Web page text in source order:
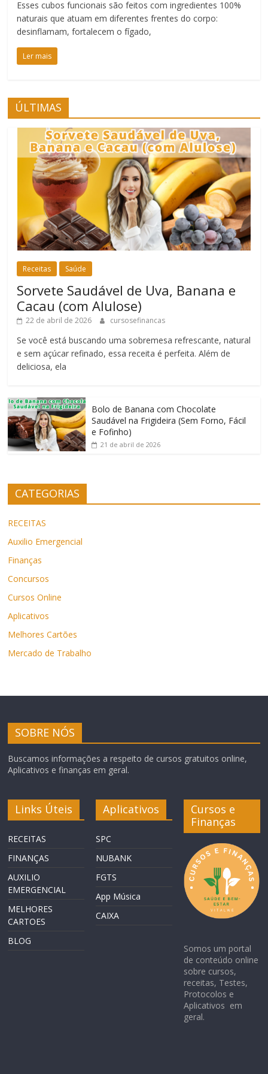
Esses cubos funcionais são feitos com ingredientes 100%
naturais que atuam em diferentes frentes do corpo:
desinflamam, fortalecem o fígado,
Ler mais
ÚLTIMAS
Receitas Saúde
Sorvete Saudável de Uva, Banana e
Cacau (com Alulose)
22 de abril de 2026 cursosefinancas
Se você está buscando uma sobremesa refrescante, natural
e sem açúcar refinado, essa receita é perfeita. Além de
deliciosa, ela
Bolo de Banana com Chocolate
Saudável na Frigideira (Sem Forno, Fácil
e Fofinho)
21 de abril de 2026
CATEGORIAS
RECEITAS
Auxilio Emergencial
Finanças
Concursos
Cursos Online
Aplicativos
Melhores Cartões
Mercado de Trabalho
SOBRE NÓS
Buscamos informações a respeito de cursos gratuitos online,
Aplicativos e finanças em geral.
Links Úteis
RECEITAS
FINANÇAS
AUXILIO
EMERGENCIAL
MELHORES
CARTOES
BLOG
Aplicativos
SPC
NUBANK
FGTS
App Música
CAIXA
Cursos e
Finanças
Somos um portal
de conteúdo online
sobre cursos,
receitas, Testes,
Protocolos e
Aplicativos em
geral.